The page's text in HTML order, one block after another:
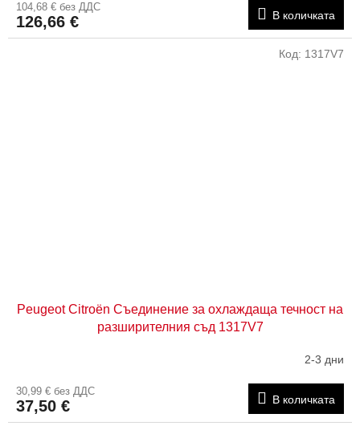
104,68 € без ДДС
126,66 € В количката
Peugeot Citroën Съединение за охлаждаща течност на
разширителния съд 1317V7
2-3 дни
30,99 € без ДДС
37,50 € В количката
Код: 1317V7